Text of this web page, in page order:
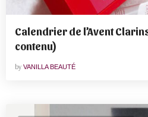
Calendrier de l’Avent
contenu)
by VANILLA BEAUTÉ